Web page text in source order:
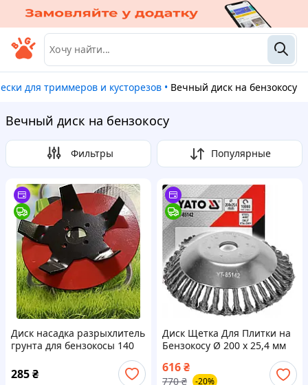
для триммеров и кусторезов • Вечный диск на бензокосу
Вечный диск на бензокосу
Фильтры Популярные
Диск насадка разрыхлитель
грунта для бензокосы 140
мм. Фреза на бензокосу для
разрыхления почвы
285₴
Диск Щетка Для Плитки на
Бензокосу Ø 200 х 25,4 мм
616₴
770 ₴ -20%